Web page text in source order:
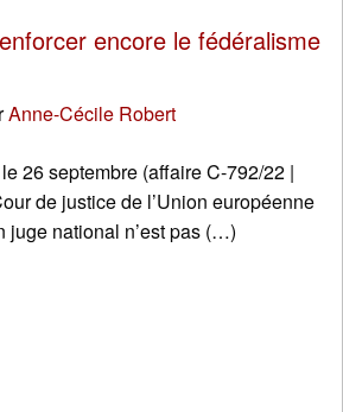
encore le fédéralisme
Anne-Cécile Robert
26 septembre (affaire C-792/22 |
de justice de l’Union européenne
juge national n’est pas (…)